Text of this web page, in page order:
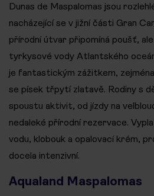
Dunas de Maspalomas jsou
nacházející se v jižní části Gran
přírodní útvar připomíná poušť,
tyrkysové vody Atlantského
je fantastickým zážitkem,
se písek třpytí zlatavě. Rodiny s
spoustu aktivit, od jízdy na
nedaleké přírodní rezervace.
vodu, klobouk a opalovací krém,
docela intenzivní.
Aqualand Maspalomas